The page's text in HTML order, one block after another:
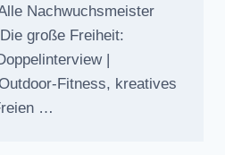
Nachwuchsmeister
große Freiheit:
|
Fitness, kreatives
…